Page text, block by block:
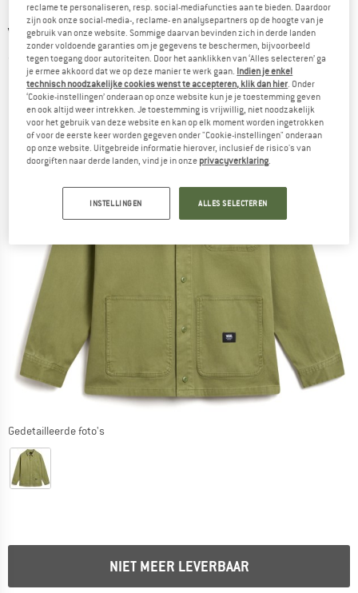
VANS -Westfield Shacket - Vrijetijdsjack
(0)
Gedetailleerde foto's
NIET MEER LEVERBAAR
reclame te personaliseren, resp. social-mediafuncties aan te bieden. Daardoor
zijn ook onze social-media-, reclame- en analysepartners op de hoogte van je
gebruik van onze website. Sommige daarvan bevinden zich in derde landen
zonder voldoende garanties om je gegevens te beschermen, bijvoorbeeld
tegen toegang door autoriteiten. Door het aanklikken van ‘Alles selecteren’ ga
je ermee akkoord dat we op deze manier te werk gaan. Indien je enkel
technisch noodzakelijke cookies wenst te accepteren, klik dan hier. Onder
‘Cookie-instellingen’ onderaan op onze website kun je je toestemming geven
en ook altijd weer intrekken. Je toestemming is vrijwillig, niet noodzakelijk
voor het gebruik van deze website en kan op elk moment worden ingetrokken
of voor de eerste keer worden gegeven onder "Cookie-instellingen" onderaan
op onze website. Uitgebreide informatie hierover, inclusief de risico's van
doorgiften naar derde landen, vind je in onze privacyverklaring.
INSTELLINGEN ALLES SELECTEREN